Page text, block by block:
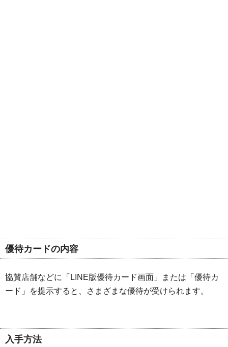
優待カードの内容
協賛店舗などに「LINE版優待カード画面」または「優待カ
ード」を提示すると、さまざまな優待が受けられます。
入手方法